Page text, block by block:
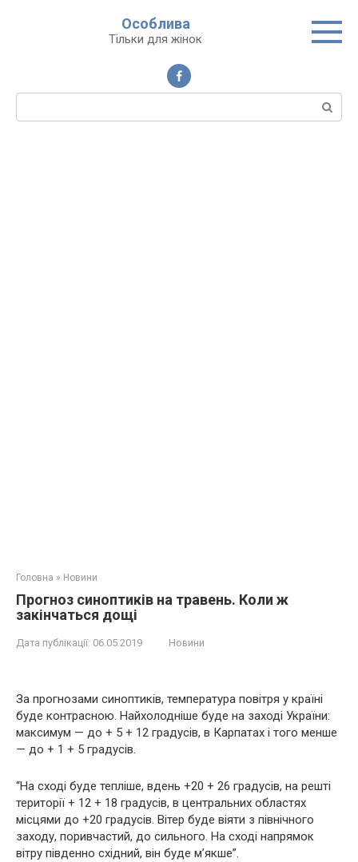
Особлива
Тільки для жінок
Пошук:
Головна » Новини
Прогноз синоптиків на травень. Коли ж
закінчаться дощі
Дата публікації: 06.05.2019 Новини
За прогнозами синоптиків, температура повітря у країні
буде контрасною. Найхолодніше буде на заході України:
максимум — до + 5 + 12 градусів, в Карпатах і того менше
— до + 1 + 5 градусів.
“На сході буде тепліше, вдень +20 + 26 градусів, на решті
території + 12 + 18 градусів, в центральних областях
місцями до +20 градусів. Вітер буде віяти з північного
заходу, поривчастий, до сильного. На сході напрямок
вітру південно східний, він буде м’якше”.